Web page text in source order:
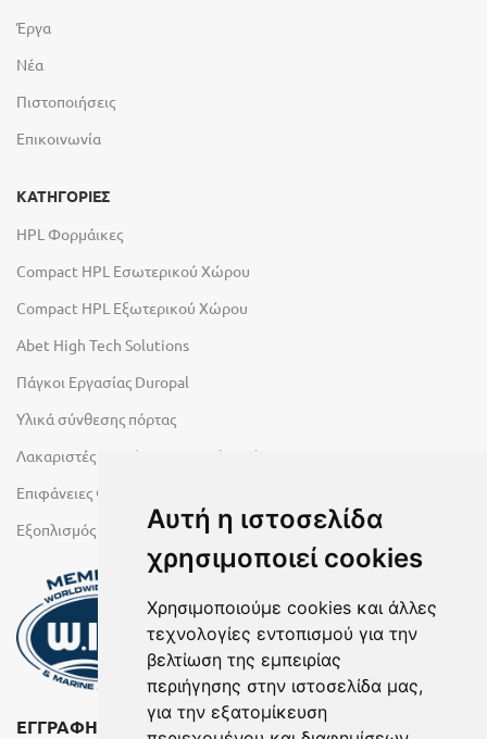
Αυτή η ιστοσελίδα
χρησιμοποιεί cookies
Χρησιμοποιούμε cookies και άλλες
τεχνολογίες εντοπισμού για την
βελτίωση της εμπειρίας
περιήγησης στην ιστοσελίδα μας,
για την εξατομίκευση
Έργα
Νέα
Πιστοποιήσεις
Επικοινωνία
ΚΑΤΗΓΟΡΙΕΣ
HPL Φορμάικες
Compact HPL Εσωτερικού Χώρου
Compact HPL Εξωτερικού Χώρου
Abet High Tech Solutions
Πάγκοι Εργασίας Duropal
Υλικά σύνθεσης πόρτας
Λακαριστές επιφάνειες Primeboard
Επιφάνειες Φυσικών Πετρωμάτων
Εξοπλισμός Υγρών Χώρων
ΕΓΓΡΑΦΗ ΣΤΟ NEWSLETTER